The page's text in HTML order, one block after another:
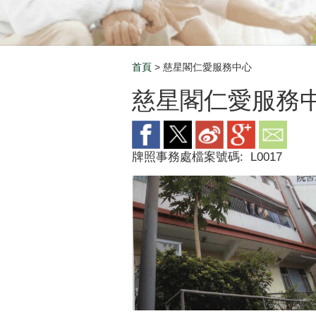
Breadcrumb
首頁 > 慈星閣仁愛服務中心
慈星閣仁愛服務
牌照事務處檔案號碼: L0017